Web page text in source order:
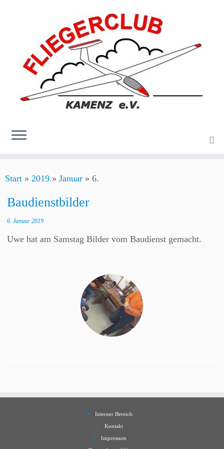
Inhalt
Start » 2019 » Januar » 6.
Baudienstbilder
6. Januar 2019
Uwe hat am Samstag Bilder vom Baudienst gemacht.
Interner Bereich
Kontakt
Impressum